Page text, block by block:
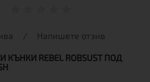
/ Напишете отзив
КЪНКИ REBEL ROBSUST ПОД